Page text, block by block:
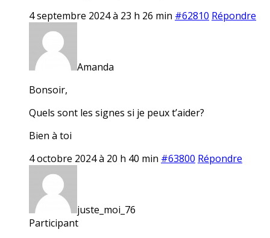
4 septembre 2024 à 23 h 26 min #62810 Répondre
Amanda
Bonsoir,
Quels sont les signes si je peux t’aider?
Bien à toi
4 octobre 2024 à 20 h 40 min #63800 Répondre
juste_moi_76
Participant